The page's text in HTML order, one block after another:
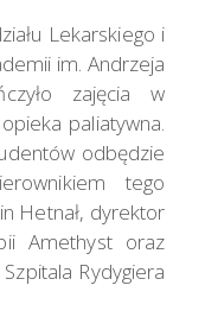
Lekarskiego i
im. Andrzeja
zajęcia w
paliatywna.
odbędzie
tego
Hetnał, dyrektor
Amethyst oraz
Rydygiera